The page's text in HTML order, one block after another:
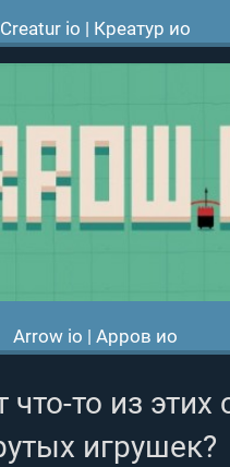
Creatur io | Креатур ио
Arrow io | Арров ио
то из этих
игрушек?